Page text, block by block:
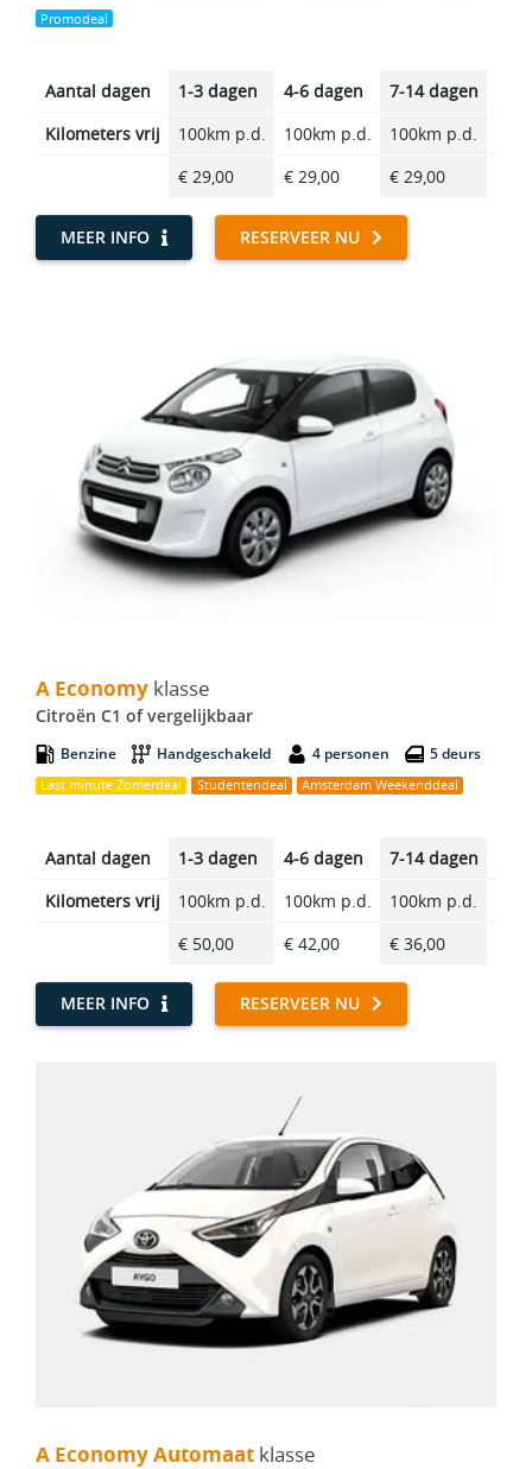
Promodeal
Aantal dagen 1-3 dagen 4-6 dagen 7-14 dagen
Kilometers vrij
100km p.d. 100km p.d. 100km p.d.
€ 29,00
€ 29,00 € 29,00
MEER INFO RESERVEER NU
A Economy klasse
Citroën C1 of vergelijkbaar
Benzine Handgeschakeld 4 personen 5 deurs
Last minute Zomerdeal Studentendeal Amsterdam Weekenddeal
Aantal dagen 1-3 dagen 4-6 dagen 7-14 dagen
Kilometers vrij
100km p.d. 100km p.d. 100km p.d.
€ 50,00
€ 42,00 € 36,00
MEER INFO RESERVEER NU
A Economy Automaat klasse